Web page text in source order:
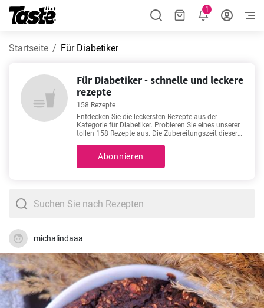
1
Startseite Für Diabetiker
Für Diabetiker - schnelle und leckere
rezepte
158 Rezepte
Entdecken Sie die leckersten Rezepte aus der
Kategorie für Diabetiker. Probieren Sie eines unserer
tollen 158 Rezepte aus. Die Zubereitungszeit dieser
jedes Rezept Angaben zur Zubereitungszeit und der
Anzahl der Portionen. Hier finden Sie unsere
Abnehmen . Guten Appetit!
Abonnieren
michalindaaa